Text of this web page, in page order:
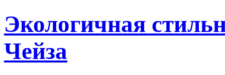
Экологичная
Чейза